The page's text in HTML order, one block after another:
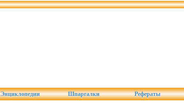
Энциклопедии Шпаргалки Рефераты